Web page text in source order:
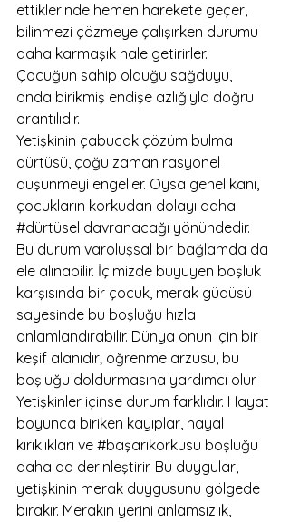
ettiklerinde hemen harekete geçer,
bilinmezi çözmeye çalışırken durumu
daha karmaşık hale getirirler.
Çocuğun sahip olduğu sağduyu,
onda birikmiş endişe azlığıyla doğru
orantılıdır.
Yetişkinin çabucak çözüm bulma
dürtüsü, çoğu zaman rasyonel
düşünmeyi engeller. Oysa genel kanı,
çocukların korkudan dolayı daha
#dürtüsel davranacağı yönündedir.
Bu durum varoluşsal bir bağlamda da
ele alınabilir. İçimizde büyüyen boşluk
karşısında bir çocuk, merak güdüsü
sayesinde bu boşluğu hızla
anlamlandırabilir. Dünya onun için bir
keşif alanıdır; öğrenme arzusu, bu
boşluğu doldurmasına yardımcı olur.
Yetişkinler içinse durum farklıdır. Hayat
boyunca biriken kayıplar, hayal
kırıklıkları ve #başarıkorkusu boşluğu
daha da derinleştirir. Bu duygular,
yetişkinin merak duygusunu gölgede
bırakır. Merakın yerini anlamsızlık,